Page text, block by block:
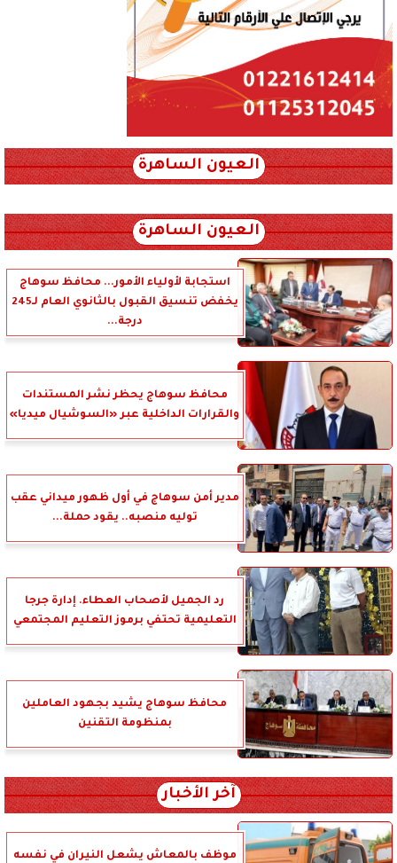
العيون الساهرة
العيون الساهرة
استجابة لأولياء الأمور... محافظ سوهاج
يخفض تنسيق القبول بالثانوي العام لـ245
درجة...
محافظ سوهاج يحظر نشر المستندات
والقرارات الداخلية عبر «السوشيال ميديا»
مدير أمن سوهاج في أول ظهور ميداني عقب
توليه منصبه.. يقود حملة...
رد الجميل لأصحاب العطاء. إدارة جرجا
التعليمية تحتفي برموز التعليم المجتمعي
محافظ سوهاج يشيد بجهود العاملين
بمنظومة التقنين
آخر الأخبار
موظف بالمعاش يشعل النيران في نفسه